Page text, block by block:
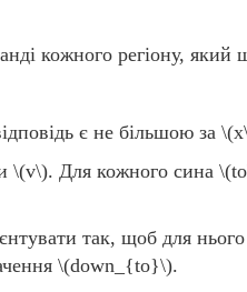
кожного регіону, який
є не більшою за
\(v\). Для кожного сина
так, щоб для
\(down_{to}\).